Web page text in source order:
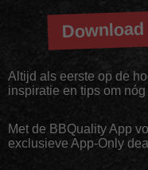
Altijd als eerste op de
inspiratie en tips om
Met de BBQuality App
exclusieve App-Only